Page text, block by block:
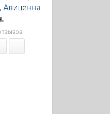
Авиценна